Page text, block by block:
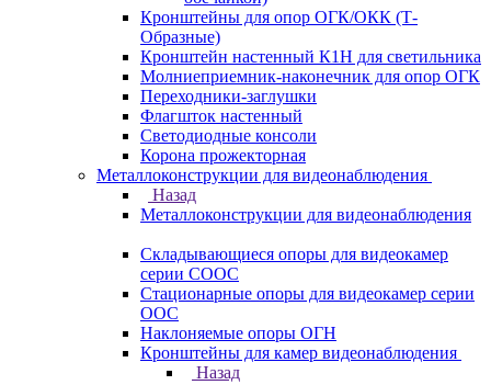
Кронштейны для опор ОГК/ОКК (Т-
Образные)
Кронштейн настенный К1Н для светильника
Молниеприемник-наконечник для опор ОГК
Переходники-заглушки
Флагшток настенный
Светодиодные консоли
Корона прожекторная
Металлоконструкции для видеонаблюдения
Назад
Металлоконструкции для видеонаблюдения
Складывающиеся опоры для видеокамер
серии СООС
Стационарные опоры для видеокамер серии
ООС
Наклоняемые опоры ОГН
Кронштейны для камер видеонаблюдения
Назад